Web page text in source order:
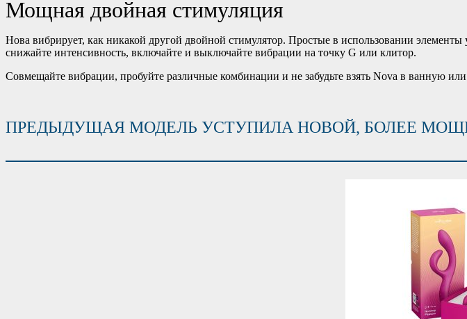
Мощная двойная стимуляция
Нова вибрирует, как никакой другой двойной стимулятор. Простые в использовании
снижайте интенсивность, включайте и выключайте вибрации на точку G или клитор.
Совмещайте вибрации, пробуйте различные комбинации и не забудьте взять Nova в ванную
ПРЕДЫДУЩАЯ МОДЕЛЬ УСТУПИЛА НОВОЙ, БОЛЕЕ